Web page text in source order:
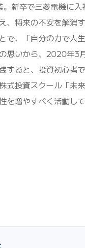
新卒で三菱電機に
、将来の不安を解消
で、「自分の力で人
思いから、2020年3
すると、投資初心
投資スクール「未
増やすべく活動して